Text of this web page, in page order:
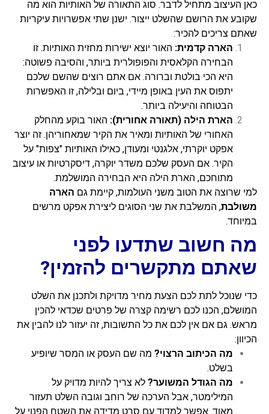
כאן העיצוב מתחיל לדבר. סוג התאורה של האותיות הוא מה
שקובע את הרושם שהשלט ייצור. ישנן שתי אפשרויות עיקריות
שאתם צריכים להכיר:
הארה קדמית: האור יוצא ישירות מחזית האותיות. זו
הבחירה הקלאסית והפופולרית ביותר, והסיבה פשוטה:
היא הכי בולטת וברורה. אם אתם רוצים שהשם שלכם
יתפוס את העין באופן מיידי, ביום ובלילה, זו האפשרות
הבטוחה והיעילה ביותר.
הארת הילה (תאורה אחורית): האור בוקע מהחלק
האחורי של האותיות ומאיר את הקיר שמאחוריהן. זה יוצר
אפקט יוקרתי, אלגנטי ומעודן, כאילו האותיות "צפות" על
הקיר. אם העסק שלכם משדר יוקרה, דיסקרטיות או עיצוב
מתוחכם, הארת הילה היא הבחירה המושלמת.
למי שרוצה את הטוב משני העולמות, קיימת גם הארה
משולבת, המשלבת את שני הסוגים ליצירת אפקט מרשים
במיוחד.
מה חשוב שתדעו לפני
שאתם מתקשרים להזמין?
כדי שנוכל לתת לכם הצעת מחיר מדויקת ולתכנן את השלט
המושלם, הכנו לכם רשימה קצרה של פרטים שכדאי להכין
מראש. גם אם אין לכם את כל התשובות, זה יעזור לנו להבין את
הכיוון:
מה הכיתוב הרצוי? מה שם העסק או המסר שיופיע
בשלט.
מה הגודל המשוער? לא צריך להיות מדויק על
המילימטר, אבל הערכה של רוחב וגובה השלט תעזור
מאוד. אפשר למדוד עם סרט מדידה את השטח הפנוי על